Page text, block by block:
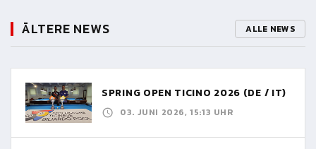
ÄLTERE NEWS ALLE NEWS
SPRING OPEN TICINO 2026 (DE / IT)
03. JUNI 2026, 15:13 UHR